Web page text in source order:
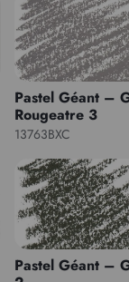
Pastel Géant –
Rougeatre 3
13763BXC
Pastel Géant –